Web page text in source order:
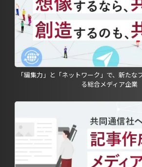
「編集力」と「ネットワーク」で、新たな
る総合メディア企業